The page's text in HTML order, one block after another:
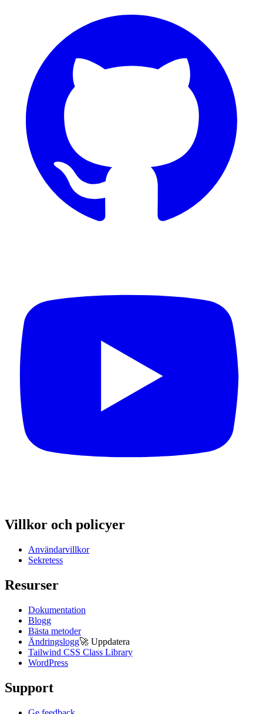
Villkor och policyer
Användarvillkor
Sekretess
Resurser
Dokumentation
Blogg
Bästa metoder
Ändringslogg🚀 Uppdatera
Tailwind CSS Class Library
WordPress
Support